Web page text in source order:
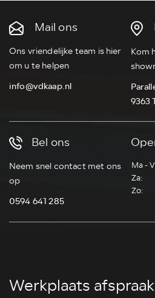
Mail ons
Ons vriendelijke team is hier
om u te helpen
info@vdkaap.nl
Kom
9363
Bel ons
Neem snel contact met ons
op
0594 641 285
Ma -
Za:
Zo:
Werkplaats